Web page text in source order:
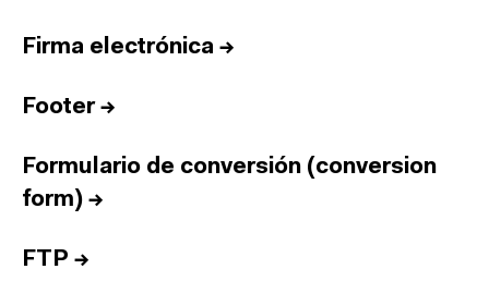
Firma electrónica →
Footer→
Formulario de conversión (conversion
form) →
FTP →